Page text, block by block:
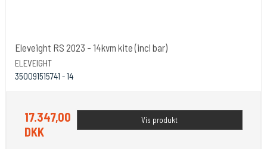
Eleveight RS 2023 - 14kvm kite (incl bar)
ELEVEIGHT
350091515741 - 14
17.347,00
DKK
Vis produkt